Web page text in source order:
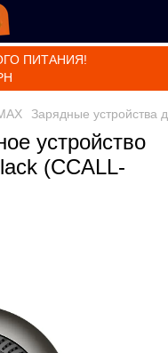
ПИТАНИЯ!
Зарядные устройства
устройство
(CCALL-